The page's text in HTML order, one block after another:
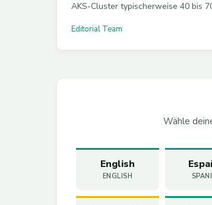
AKS-Cluster typischerweise 40 bis
Strategien und FOCUS-1.1-
Editorial Team
Wähle
English
ENGLISH